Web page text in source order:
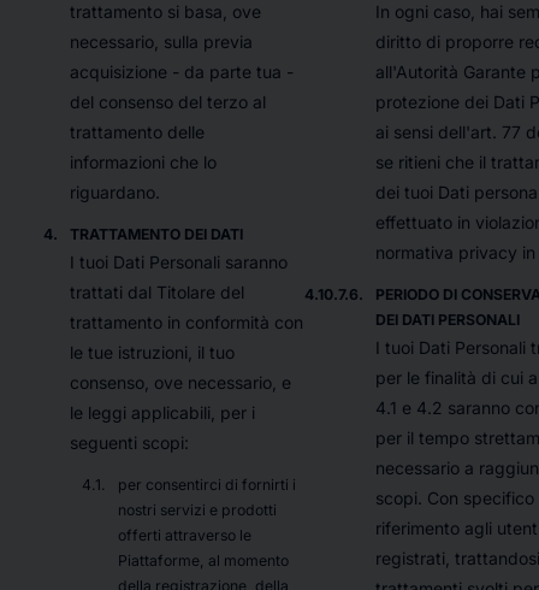
trattamento si basa, ove
necessario, sulla previa
acquisizione - da parte tua -
del consenso del terzo al
trattamento delle
informazioni che lo
riguardano.
TRATTAMENTO DEI DATI
I tuoi Dati Personali saranno
trattati dal Titolare del
trattamento in conformità con
le tue istruzioni, il tuo
consenso, ove necessario, e
le leggi applicabili, per i
seguenti scopi:
per consentirci di fornirti i
nostri servizi e prodotti
offerti attraverso le
Piattaforme, al momento
della registrazione, della
In ogni caso, hai
diritto di proporre
all'Autorità Garante
protezione dei Dati
ai sensi dell'art. 77
se ritieni che il
dei tuoi Dati
effettuato in
normativa privacy
PERIODO DI
DEI DATI PERSONALI
I tuoi Dati Personali
per le finalità di cui
4.1 e 4.2 saranno
per il tempo
necessario a
scopi. Con specifico
riferimento agli
registrati,